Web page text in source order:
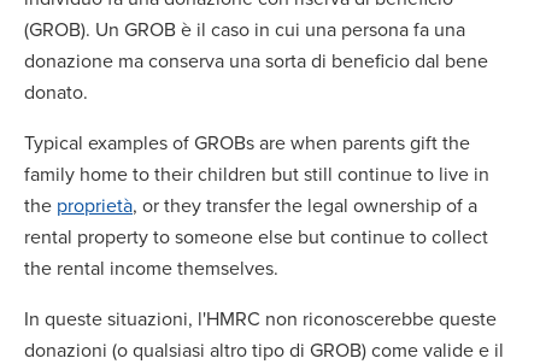
(GROB). Un GROB è il caso in cui una persona fa una
donazione ma conserva una sorta di beneficio dal bene
donato.
Typical examples of GROBs are when parents gift the
family home to their children but still continue to live in
the proprietà, or they transfer the legal ownership of a
rental property to someone else but continue to collect
the rental income themselves.
In queste situazioni, l'HMRC non riconoscerebbe queste
donazioni (o qualsiasi altro tipo di GROB) come valide e il